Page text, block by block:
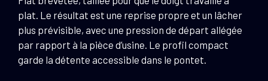
plat. Le résultat est une reprise propre et un lâcher
plus prévisible, avec une pression de départ allégée
par rapport à la pièce d’usine. Le profil compact
garde la détente accessible dans le pontet.